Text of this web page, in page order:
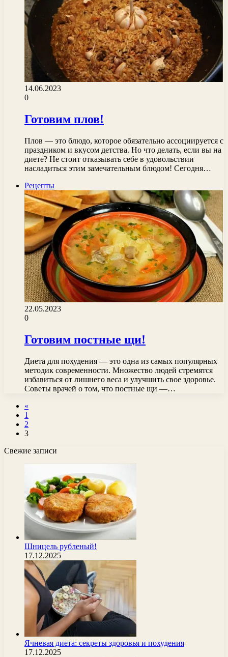
14.06.2023
0
Готовим плов!
Плов — это блюдо, которое обязательно ассоциируется с
праздником и вкусом детства. Но что делать, если вы на
диете? Не стоит отказывать себе в удовольствии
насладиться этим замечательным блюдом! Сегодня…
Рецепты
22.05.2023
0
Готовим постные щи!
Диета для похудения — это одна из самых популярных
методик современности. Множество людей стремятся
избавиться от лишнего веса и улучшить свое здоровье.
Советы врачей о том, что постные щи —…
«
1
2
3
Свежие записи
Шницель рубленый!
17.12.2025
Ячневая диета: секреты здоровья и похудения
17.12.2025